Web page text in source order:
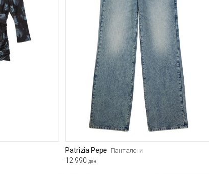
Patrizia Pepe Панталони
12.990 ден